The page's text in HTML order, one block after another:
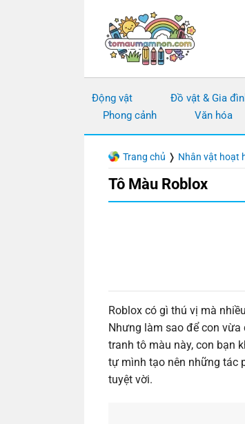
Động vật Đồ vật & Gia
Phong cảnh
Văn hóa
Trang chủ ❭ Nhân vật hoạt
Tô Màu Roblox
Roblox có gì thú vị mà
Nhưng làm sao để con
tranh tô màu này, con bạn
tự mình tạo nên những tác
tuyệt vời.